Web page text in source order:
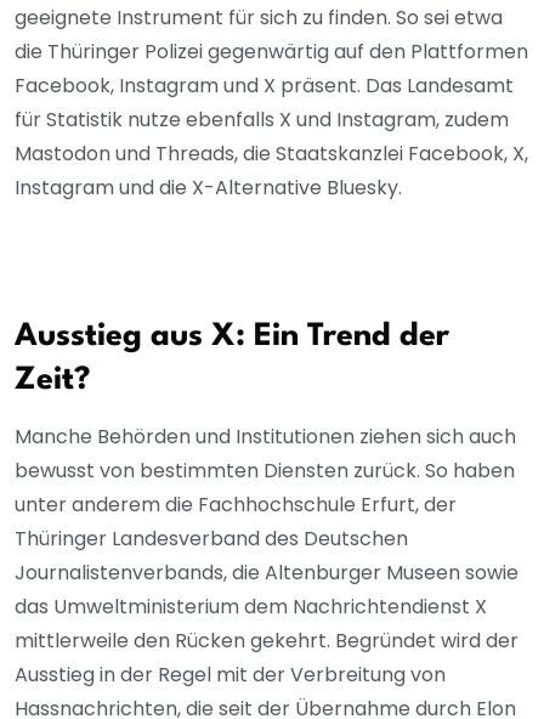
geeignete Instrument für sich zu finden. So sei etwa
die Thüringer Polizei gegenwärtig auf den Plattformen
Facebook, Instagram und X präsent. Das Landesamt
für Statistik nutze ebenfalls X und Instagram, zudem
Mastodon und Threads, die Staatskanzlei Facebook, X,
Instagram und die X-Alternative Bluesky.
Ausstieg aus X: Ein Trend der
Zeit?
Manche Behörden und Institutionen ziehen sich auch
bewusst von bestimmten Diensten zurück. So haben
unter anderem die Fachhochschule Erfurt, der
Thüringer Landesverband des Deutschen
Journalistenverbands, die Altenburger Museen sowie
das Umweltministerium dem Nachrichtendienst X
mittlerweile den Rücken gekehrt. Begründet wird der
Ausstieg in der Regel mit der Verbreitung von
Hassnachrichten, die seit der Übernahme durch Elon